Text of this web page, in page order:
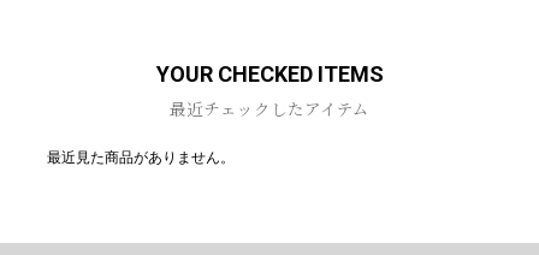
YOUR CHECKED ITEMS
最近チェックしたアイテム
最近見た商品がありません。